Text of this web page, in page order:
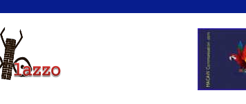
GUIDA
La Vera Guida per Milazzo e Dintorni